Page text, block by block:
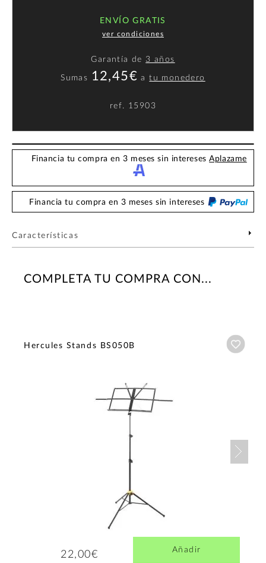
ENVÍO GRATIS
ver condiciones
Garantía de 3 años
Sumas 12,45€ atu monedero
ref. 15903
Financia tu compra en 3 meses sin interesesAplazame
Financia tu compra en 3 meses sin intereses
Características
COMPLETA TU COMPRA CON...
Hercules Stands BS050B
22,00€ Añadir